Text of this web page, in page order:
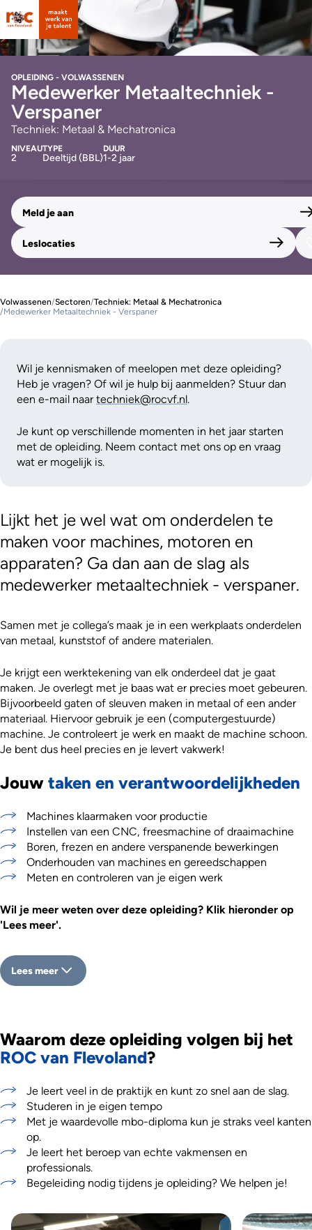
OPLEIDING - VOLWASSENEN
Medewerker Metaaltechniek -
Verspaner
Techniek: Metaal & Mechatronica
NIVEAU
2
TYPE
Deeltijd (BBL)
DUUR
1-2 jaar
Meld je aan
Leslocaties
Volwassenen/Sectoren/Techniek: Metaal & Mechatronica
/Medewerker Metaaltechniek - Verspaner
Wil je kennismaken of meelopen met deze opleiding?
Heb je vragen? Of wil je hulp bij aanmelden? Stuur dan
een e-mail naartechniek@rocvf.nl.
Je kunt op verschillende momenten in het jaar starten
met de opleiding. Neem contact met ons op en vraag
wat er mogelijk is.
Lijkt het je wel wat om onderdelen te
maken voor machines, motoren en
apparaten? Ga dan aan de slag als
medewerker metaaltechniek - verspaner.
Samen met je collega’s maak je in een werkplaats onderdelen
van metaal, kunststof of andere materialen.
Je krijgt een werktekening van elk onderdeel dat je gaat
maken. Je overlegt met je baas wat er precies moet gebeuren.
Bijvoorbeeld gaten of sleuven maken in metaal of een ander
materiaal. Hiervoor gebruik je een (computergestuurde)
machine. Je controleert je werk en maakt de machine schoon.
Je bent dus heel precies en je levert vakwerk!
Jouw taken en verantwoordelijkheden
Machines klaarmaken voor productie
Instellen van een CNC, freesmachine of draaimachine
Boren, frezen en andere verspanende bewerkingen
Onderhouden van machines en gereedschappen
Meten en controleren van je eigen werk
Wil je meer weten over deze opleiding? Klik hieronder op
'Lees meer'.
Lees meer
Waarom deze opleiding volgen bij het
ROC van Flevoland?
Je leert veel in de praktijk en kunt zo snel aan de slag.
Studeren in je eigen tempo
Met je waardevolle mbo-diploma kun je straks veel kanten
op.
Je leert het beroep van echte vakmensen en
professionals.
Begeleiding nodig tijdens je opleiding? We helpen je!